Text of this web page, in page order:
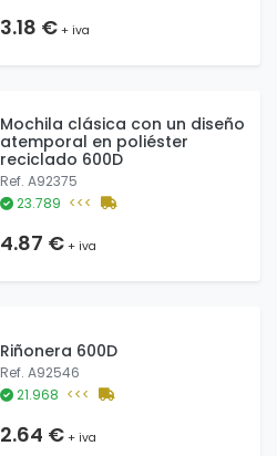
3.18 €+ iva
Mochila clásica con un diseño
atemporal en poliéster
reciclado 600D
Ref. A92375
23.789 <<<
4.87 €+ iva
Riñonera 600D
Ref. A92546
21.968 <<<
2.64 €+ iva